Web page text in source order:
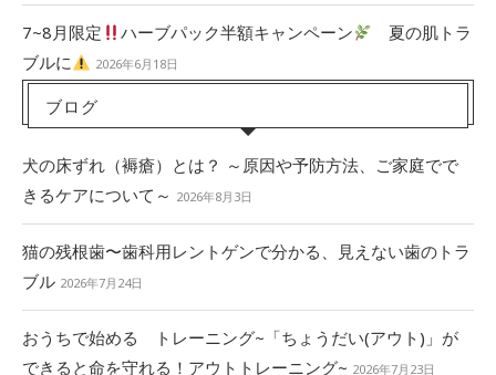
7~8月限定 ハーブパック半額キャンペーン
夏の肌トラ
ブルに
2026年6月18日
ブログ
犬の床ずれ（褥瘡）とは？ ～原因や予防方法、ご家庭でで
きるケアについて～ 2026年8月3日
猫の残根歯〜歯科用レントゲンで分かる、見えない歯のトラ
ブル 2026年7月24日
おうちで始める トレーニング~「ちょうだい(アウト)」が
できると命を守れる！アウトトレーニング~ 2026年7月23日